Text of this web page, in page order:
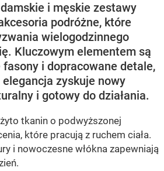
i męskie zestawy
podróżne, które
wielogodzinnego
Kluczowym elementem są
i dopracowane detale,
zyskuje nowy
i gotowy do działania.
tkanin o podwyższonej
które pracują z ruchem ciała.
i nowoczesne włókna zapewniają